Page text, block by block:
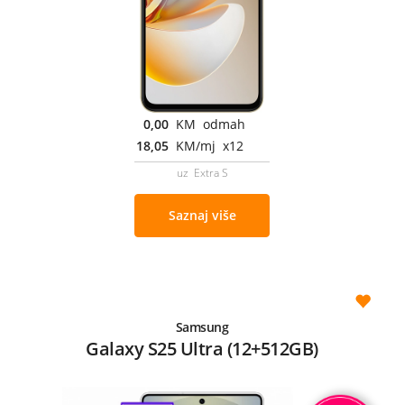
0,00 KM odmah
18,05 KM/mj x12
uz Extra S
Saznaj više
Samsung
Galaxy S25 Ultra (12+512GB)